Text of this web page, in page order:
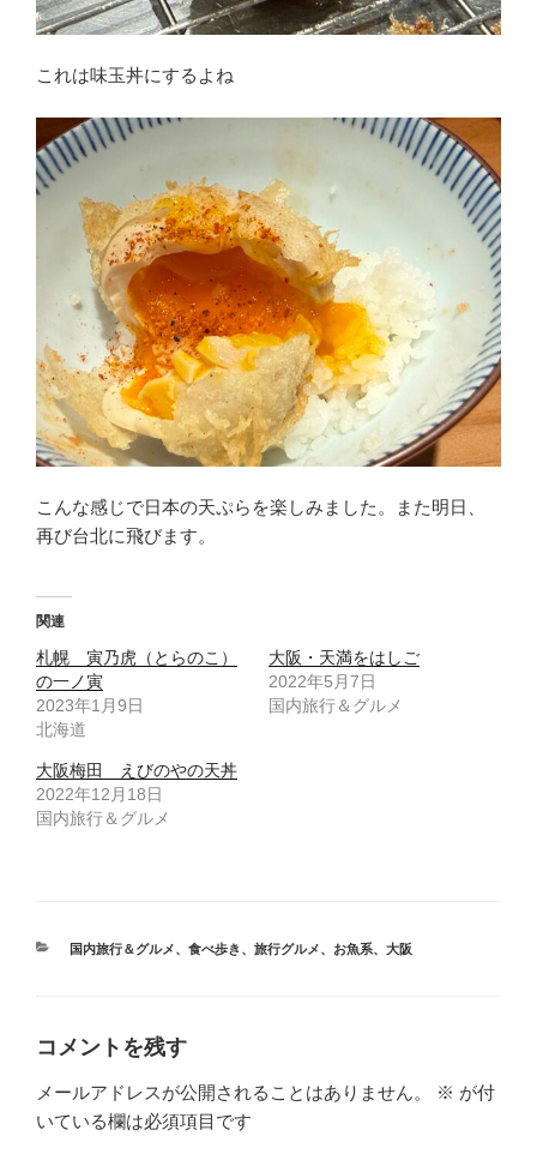
これは味玉丼にするよね
こんな感じで日本の天ぷらを楽しみました。また明日、
再び台北に飛びます。
関連
札幌 寅乃虎（とらのこ）
の一ノ寅
2023年1月9日
北海道
大阪・天満をはしご
2022年5月7日
国内旅行＆グルメ
大阪梅田 えびのやの天丼
2022年12月18日
国内旅行＆グルメ
カ
国内旅行＆グルメ、 食べ歩き 、 旅行グルメ、 お魚系、 大阪
コメントを残す
メールアドレスが公開されることはありません。 ※ が付
いている欄は必須項目です